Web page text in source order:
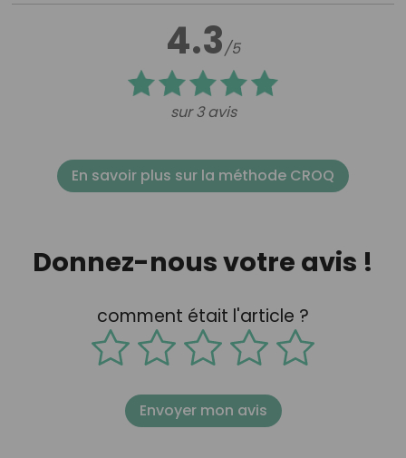
4.3/5
sur 3 avis
En savoir plus sur la méthode CROQ
Donnez-nous votre avis !
comment était l'article ?
Envoyer mon avis